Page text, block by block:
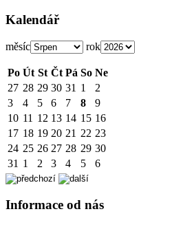
Kalendář
měsíc rok
Po Út St Čt Pá So Ne
27 28 29 30 31 1
2
3
4 5 6 7 8
9
10 11 12 13 14 15 16
17 18 19 20 21 22 23
24 25 26 27 28 29 30
31 1 2 3 4 5 6
Informace od nás